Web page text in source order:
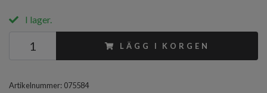
I lager.
LÄGG I KORGEN
Artikelnummer: 075584